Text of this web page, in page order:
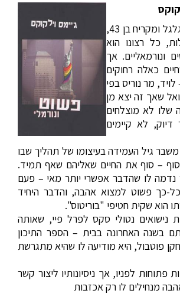
לויד נוריס, גבר עגלגל ומקריח בן 43,
כל רצונו הוא
ונורמאליים. אך
כאלה רחוקים
מר נוריס בפי
שאך זה יצא מן
שלו לא מוצלחים
דיוק, לא קיימים
משבר גיל העמידה בעיצומו של תהליך שבו
– סוף את החיים שאליהם שאף תמיד.
לו שהדבר אפשרי יותר מאי – פעם
כך פשוט למצוא אהבה, והדבר היחיד
הוא שקית חטיפי "בוריטוס".
נישואים נטולי סקס לפרל פיי, שאותה
בשנה האחרונה בבית – הספר התיכון
פוטבול, היא מודיעה לו שהיא מתגרשת
פתוחות לפניו, אך ניסיונותיו ליצור קשר
מנחילים לו רק אכזבות